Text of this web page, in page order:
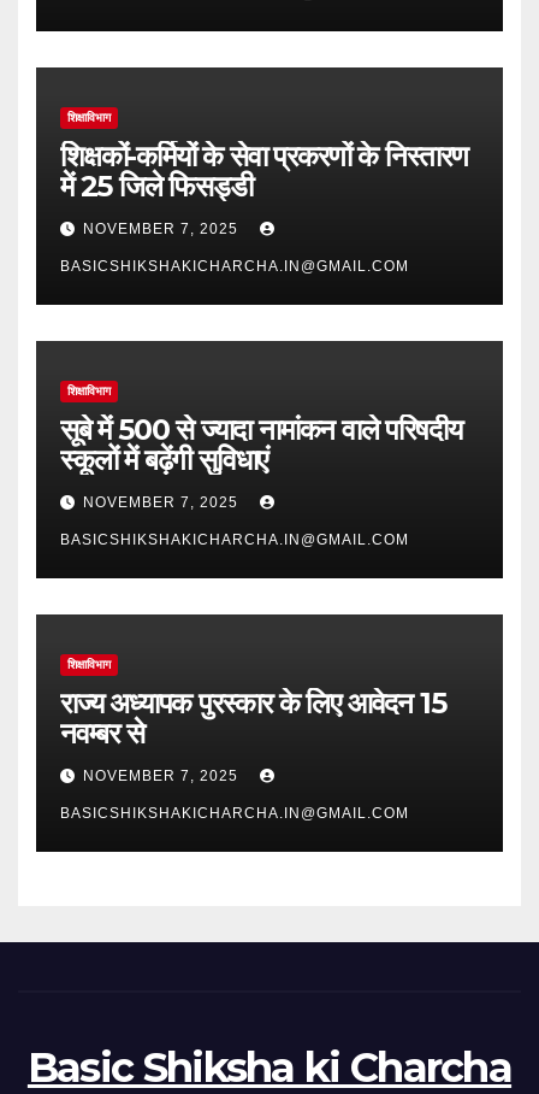
शिक्षाविभाग
शिक्षकों-कर्मियों के सेवा प्रकरणों के निस्तारण
में 25 जिले फिसड्डी
NOVEMBER 7, 2025
BASICSHIKSHAKICHARCHA.IN@GMAIL.COM
शिक्षाविभाग
सूबे में 500 से ज्यादा नामांकन वाले परिषदीय
स्कूलों में बढ़ेंगी सुविधाएं
NOVEMBER 7, 2025
BASICSHIKSHAKICHARCHA.IN@GMAIL.COM
शिक्षाविभाग
राज्य अध्यापक पुरस्कार के लिए आवेदन 15
नवम्बर से
NOVEMBER 7, 2025
BASICSHIKSHAKICHARCHA.IN@GMAIL.COM
Basic Shiksha ki Charcha